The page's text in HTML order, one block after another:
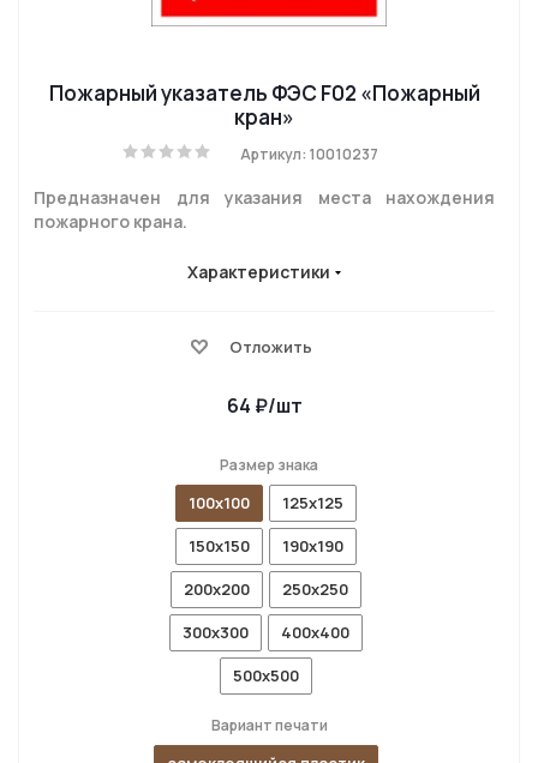
Пожарный указатель ФЭС F02 «Пожарный
кран»
Артикул: 10010237
Предназначен для указания места нахождения
пожарного крана.
Характеристики
Отложить
64 ₽/шт
Размер знака
100x100
125x125
150x150
190x190
200x200
250x250
300x300
400x400
500x500
Вариант печати